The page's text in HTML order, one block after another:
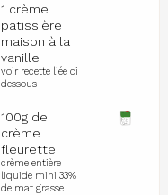
1 crème
patissière
maison à la
vanille
voir recette liée ci
dessous
100g de
crème
fleurette
crème entière
liquide mini 33%
de mat grasse